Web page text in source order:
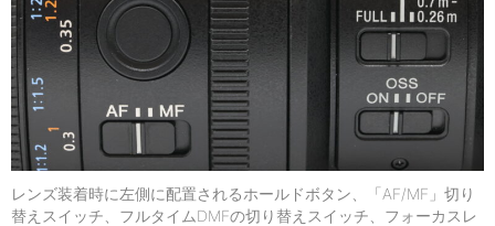
レンズ装着時に左側に配置されるホールドボタン、「AF/MF」切り
替えスイッチ、フルタイムDMFの切り替えスイッチ、フォーカスレ